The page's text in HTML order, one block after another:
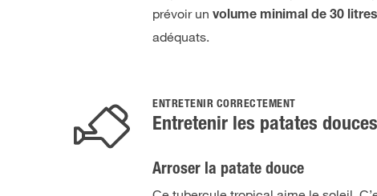
prévoir unvolume minimal de 30 litres
adéquats.
ENTRETENIR CORRECTEMENT
Entretenir les patates douces
Arroser la patate douce